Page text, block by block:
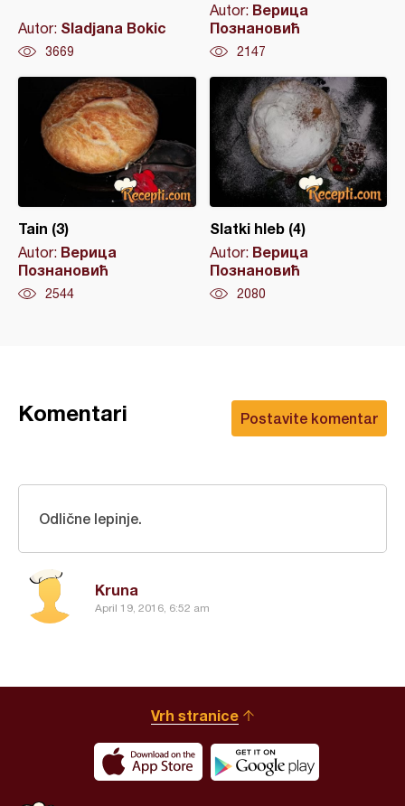
Autor: Sladjana Bokic
3669
Autor: Верица
Познановић
2147
Tain (3)
Autor: Верица
Познановић
2544
Slatki hleb (4)
Autor: Верица
Познановић
2080
Postavite komentar
Komentari
Kruna
April 19, 2016, 6:52 am
Odlične lepinje.
Vrh stranice